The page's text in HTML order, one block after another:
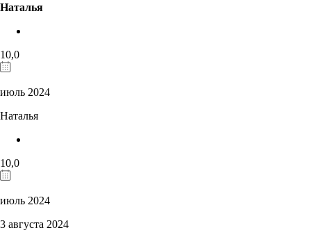
Наталья
10,0
июль 2024
Наталья
10,0
июль 2024
3 августа 2024